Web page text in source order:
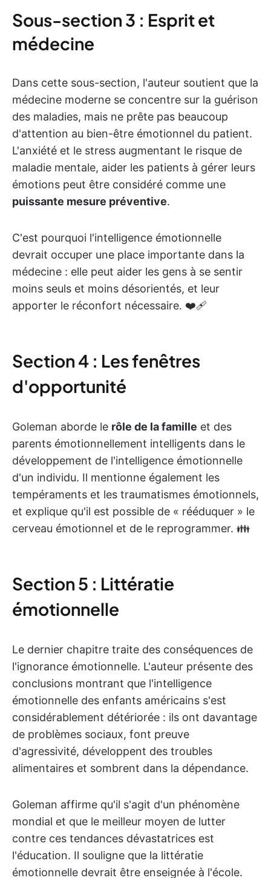
Sous-section 3 : Esprit et
médecine
Dans cette sous-section, l'auteur soutient que la
médecine moderne se concentre sur la guérison
des maladies, mais ne prête pas beaucoup
d'attention au bien-être émotionnel du patient.
L'anxiété et le stress augmentant le risque de
maladie mentale, aider les patients à gérer leurs
émotions peut être considéré comme une
puissante mesure préventive.
C'est pourquoi l'intelligence émotionnelle
devrait occuper une place importante dans la
médecine : elle peut aider les gens à se sentir
moins seuls et moins désorientés, et leur
apporter le réconfort nécessaire. ❤️‍🩹
Section 4 : Les fenêtres
d'opportunité
Goleman aborde le rôle de la famille et des
parents émotionnellement intelligents dans le
développement de l'intelligence émotionnelle
d'un individu. Il mentionne également les
tempéraments et les traumatismes émotionnels,
et explique qu'il est possible de « rééduquer » le
cerveau émotionnel et de le reprogrammer. 👪
Section 5 : Littératie
émotionnelle
Le dernier chapitre traite des conséquences de
l'ignorance émotionnelle. L'auteur présente des
conclusions montrant que l'intelligence
émotionnelle des enfants américains s'est
considérablement détériorée : ils ont davantage
de problèmes sociaux, font preuve
d'agressivité, développent des troubles
alimentaires et sombrent dans la dépendance.
Goleman affirme qu'il s'agit d'un phénomène
mondial et que le meilleur moyen de lutter
contre ces tendances dévastatrices est
l'éducation. Il souligne que la littératie
émotionnelle devrait être enseignée à l'école.